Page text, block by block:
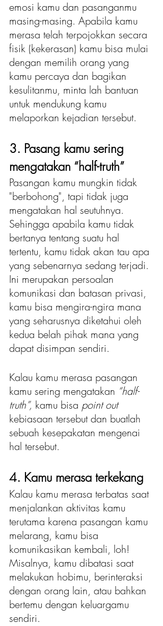
emosi kamu dan pasanganmu
masing-masing. Apabila kamu
merasa telah terpojokkan secara
fisik (kekerasan) kamu bisa mulai
dengan memilih orang yang
kamu percaya dan bagikan
kesulitanmu, minta lah bantuan
untuk mendukung kamu
melaporkan kejadian tersebut.
3. Pasang kamu sering
mengatakan “half-truth”
Pasangan kamu mungkin tidak
"berbohong", tapi tidak juga
mengatakan hal seutuhnya.
Sehingga apabila kamu tidak
bertanya tentang suatu hal
tertentu, kamu tidak akan tau apa
yang sebenarnya sedang terjadi.
Ini merupakan persoalan
komunikasi dan batasan privasi,
kamu bisa mengira-ngira mana
yang seharusnya diketahui oleh
kedua belah pihak mana yang
dapat disimpan sendiri.
Kalau kamu merasa pasangan
kamu sering mengatakan “half-
truth”, kamu bisa point out
kebiasaan tersebut dan buatlah
sebuah kesepakatan mengenai
hal tersebut.
4. Kamu merasa terkekang
Kalau kamu merasa terbatas saat
menjalankan aktivitas kamu
terutama karena pasangan kamu
melarang, kamu bisa
komunikasikan kembali, loh!
Misalnya, kamu dibatasi saat
melakukan hobimu, berinteraksi
dengan orang lain, atau bahkan
bertemu dengan keluargamu
sendiri.